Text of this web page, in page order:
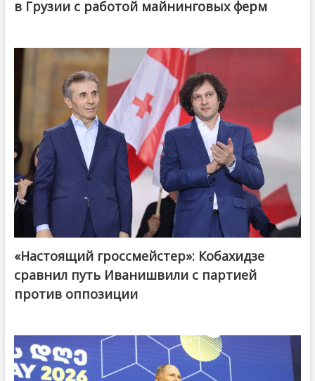
в Грузии с работой майнинговых ферм
@ქართული ოცნება / Georgian Dream
«Настоящий гроссмейстер»: Кобахидзе
сравнил путь Иванишвили с партией
против оппозиции